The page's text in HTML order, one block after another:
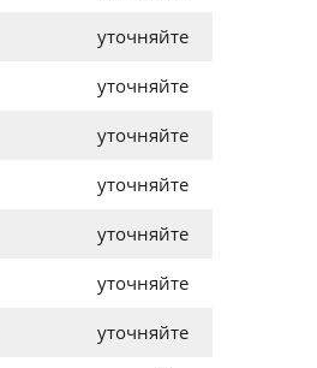
уточняйте
уточняйте
уточняйте
уточняйте
уточняйте
уточняйте
уточняйте